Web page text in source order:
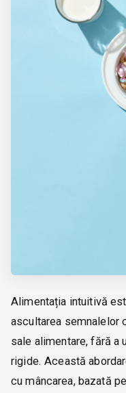
Alimentația intuitivă
ascultarea semnalelor
sale alimentare, fără a
rigide. Această
cu mâncarea, bazată